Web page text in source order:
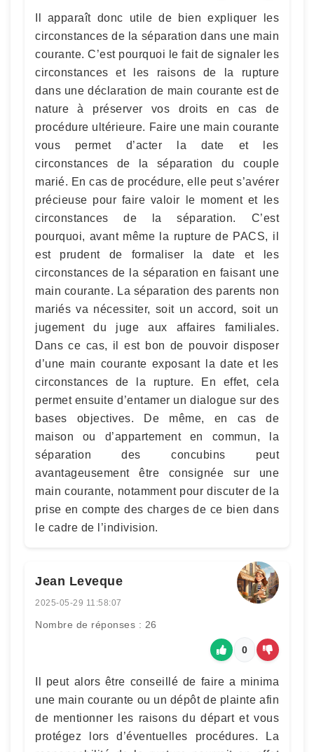
Il apparaît donc utile de bien expliquer les
circonstances de la séparation dans une main
courante. C’est pourquoi le fait de signaler les
circonstances et les raisons de la rupture
dans une déclaration de main courante est de
nature à préserver vos droits en cas de
procédure ultérieure. Faire une main courante
vous permet d’acter la date et les
circonstances de la séparation du couple
marié. En cas de procédure, elle peut s’avérer
précieuse pour faire valoir le moment et les
circonstances de la séparation. C’est
pourquoi, avant même la rupture de PACS, il
est prudent de formaliser la date et les
circonstances de la séparation en faisant une
main courante. La séparation des parents non
mariés va nécessiter, soit un accord, soit un
jugement du juge aux affaires familiales.
Dans ce cas, il est bon de pouvoir disposer
d’une main courante exposant la date et les
circonstances de la rupture. En effet, cela
permet ensuite d’entamer un dialogue sur des
bases objectives. De même, en cas de
maison ou d’appartement en commun, la
séparation des concubins peut
avantageusement être consignée sur une
main courante, notamment pour discuter de la
prise en compte des charges de ce bien dans
le cadre de l’indivision.
Jean Leveque
2025-05-29 11:58:07
Nombre de réponses : 26
0
Il peut alors être conseillé de faire a minima
une main courante ou un dépôt de plainte afin
de mentionner les raisons du départ et vous
protégez lors d’éventuelles procédures. La